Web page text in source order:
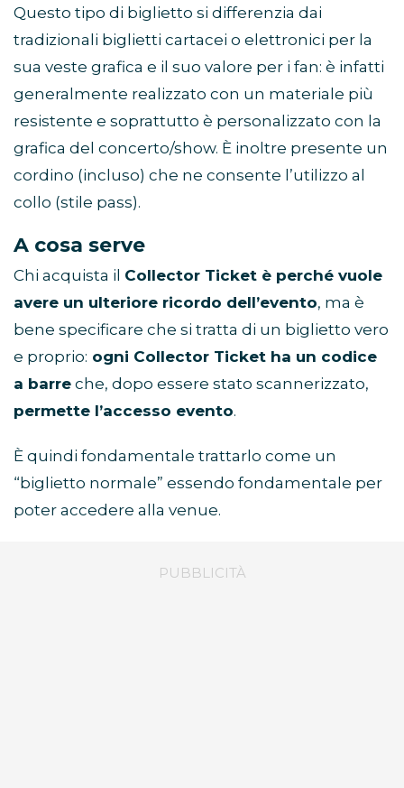
Questo tipo di biglietto si differenzia dai
tradizionali biglietti cartacei o elettronici per la
sua veste grafica e il suo valore per i fan: è infatti
generalmente realizzato con un materiale più
resistente e soprattutto è personalizzato con la
grafica del concerto/show. È inoltre presente un
cordino (incluso) che ne consente l’utilizzo al
collo (stile pass).
A cosa serve
Chi acquista il Collector Ticket è perché vuole
avere un ulteriore ricordo dell’evento, ma è
bene specificare che si tratta di un biglietto vero
e proprio: ogni Collector Ticket ha un codice
a barre che, dopo essere stato scannerizzato,
permette l’accesso evento.
È quindi fondamentale trattarlo come un
“biglietto normale” essendo fondamentale per
poter accedere alla venue.